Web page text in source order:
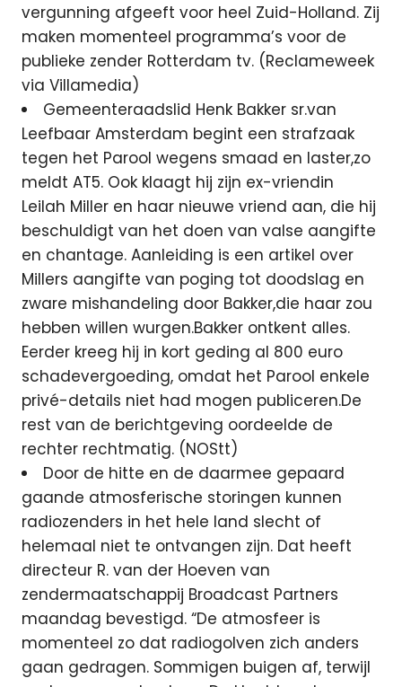
vergunning afgeeft voor heel Zuid-Holland. Zij
maken momenteel programma’s voor de
publieke zender Rotterdam tv. (Reclameweek
via Villamedia)
Gemeenteraadslid Henk Bakker sr.van
Leefbaar Amsterdam begint een strafzaak
tegen het Parool wegens smaad en laster,zo
meldt AT5. Ook klaagt hij zijn ex-vriendin
Leilah Miller en haar nieuwe vriend aan, die hij
beschuldigt van het doen van valse aangifte
en chantage. Aanleiding is een artikel over
Millers aangifte van poging tot doodslag en
zware mishandeling door Bakker,die haar zou
hebben willen wurgen.Bakker ontkent alles.
Eerder kreeg hij in kort geding al 800 euro
schadevergoeding, omdat het Parool enkele
privé-details niet had mogen publiceren.De
rest van de berichtgeving oordeelde de
rechter rechtmatig. (NOStt)
Door de hitte en de daarmee gepaard
gaande atmosferische storingen kunnen
radiozenders in het hele land slecht of
helemaal niet te ontvangen zijn. Dat heeft
directeur R. van der Hoeven van
zendermaatschappij Broadcast Partners
maandag bevestigd. “De atmosfeer is
momenteel zo dat radiogolven zich anders
gaan gedragen. Sommigen buigen af, terwijl